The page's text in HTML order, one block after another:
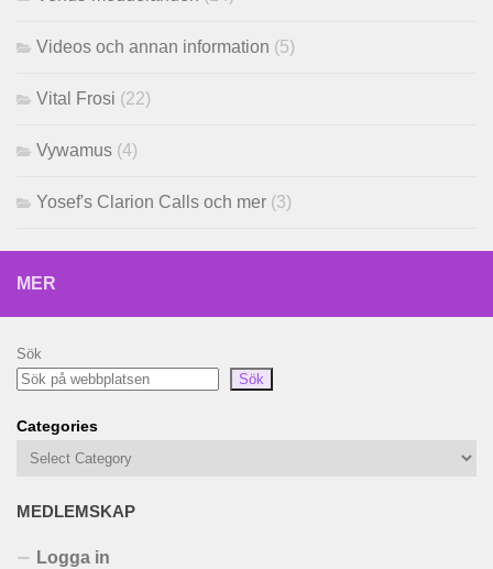
Videos och annan information (5)
Vital Frosi (22)
Vywamus (4)
Yosef's Clarion Calls och mer (3)
MER
Sök
Sök
Categories
MEDLEMSKAP
Logga in